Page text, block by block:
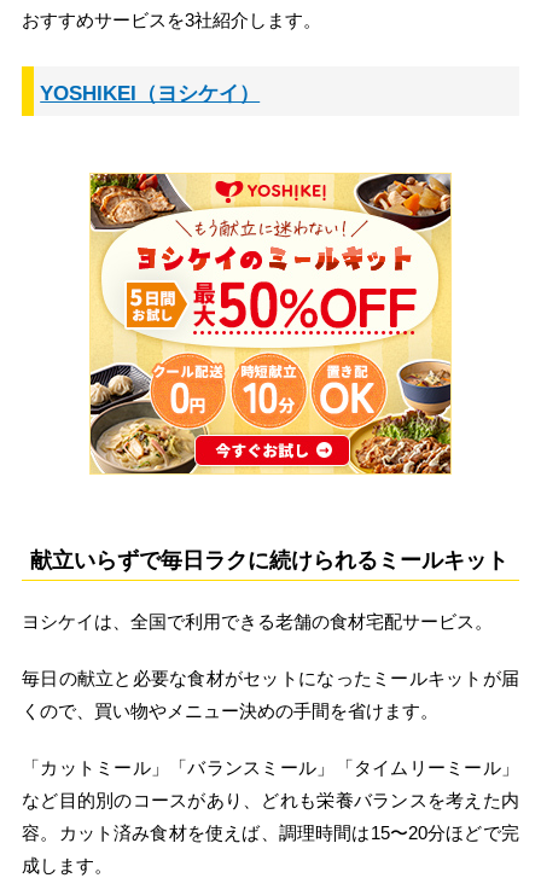
おすすめサービスを3社紹介します。
YOSHIKEI（ヨシケイ）
献立いらずで毎日ラクに続けられるミールキット
ヨシケイは、全国で利用できる老舗の食材宅配サービス。
毎日の献立と必要な食材がセットになったミールキットが届
くので、買い物やメニュー決めの手間を省けます。
「カットミール」「バランスミール」「タイムリーミール」
など目的別のコースがあり、どれも栄養バランスを考えた内
容。カット済み食材を使えば、調理時間は15〜20分ほどで完
成します。